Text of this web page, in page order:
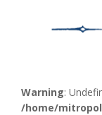
Warning:
/home/